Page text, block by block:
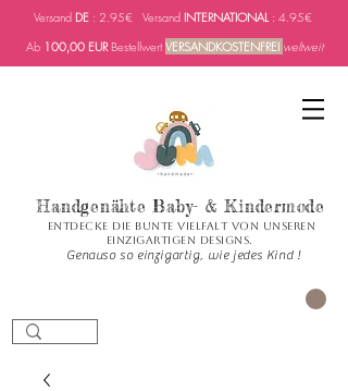
Versand DE : 2.95€ Versand INTERNATIONAL : 4.95€
Ab 100,00 EURBestellwertVERSANDKOSTENFREI weltweit
Handgenähte Baby- & Kindermode
Entdecke die bunte Vielfalt von unseren
einzigartigen Designs.
Genauso so einzigartig, wie jedes Kind !